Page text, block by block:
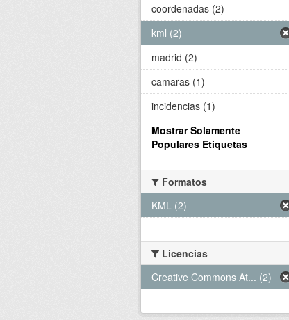
coordenadas (2)
kml (2)
madrid (2)
camaras (1)
incidencias (1)
Mostrar Solamente
Populares Etiquetas
Formatos
KML (2)
Licencias
Creative Commons At... (2)